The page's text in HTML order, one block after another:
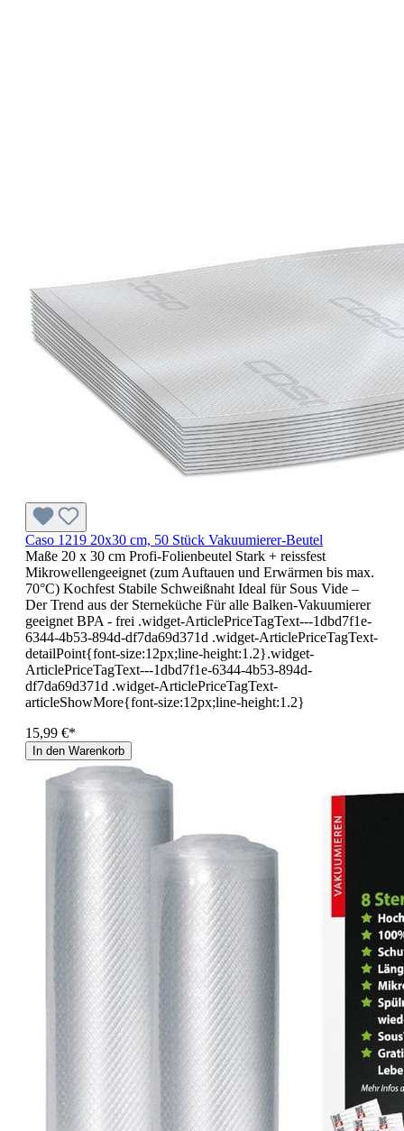
Caso 1219 20x30 cm, 50 Stück Vakuumierer-Beutel
Maße 20 x 30 cm Profi-Folienbeutel Stark + reissfest
Mikrowellengeeignet (zum Auftauen und Erwärmen bis max.
70°C) Kochfest Stabile Schweißnaht Ideal für Sous Vide –
Der Trend aus der Sterneküche Für alle Balken-Vakuumierer
geeignet BPA - frei .widget-ArticlePriceTagText---1dbd7f1e-
6344-4b53-894d-df7da69d371d .widget-ArticlePriceTagText-
detailPoint{font-size:12px;line-height:1.2}.widget-
ArticlePriceTagText---1dbd7f1e-6344-4b53-894d-
df7da69d371d .widget-ArticlePriceTagText-
articleShowMore{font-size:12px;line-height:1.2}
15,99 €*
In den Warenkorb